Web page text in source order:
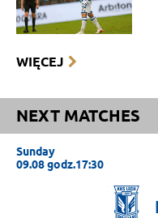
WIĘCEJ
NEXT MATCHES
Sunday
09.08 godz.17:30